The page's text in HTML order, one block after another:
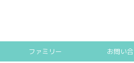
ファミリー お問い